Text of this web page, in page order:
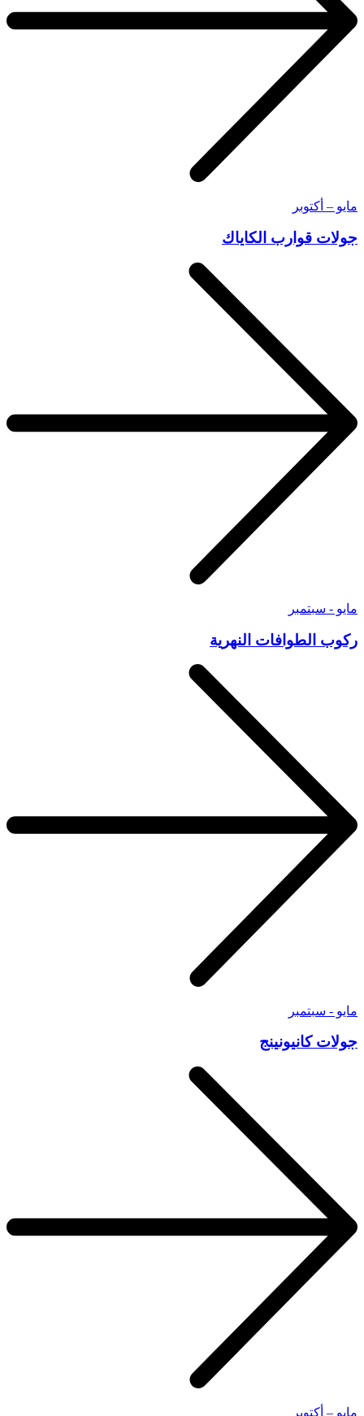
مايو – أكتوبر
جولات قوارب الكاياك
مايو - سبتمبر
ركوب الطوافات النهرية
مايو - سبتمبر
جولات كانيونينج
مايو – أكتوبر